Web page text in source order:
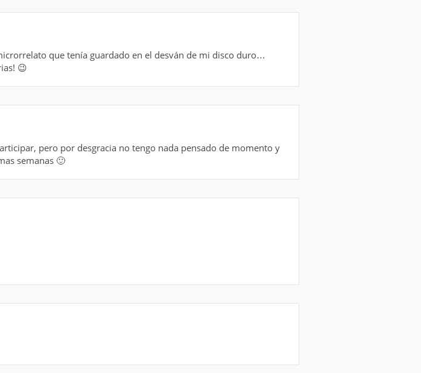
que tenía guardado en el desván de mi disco duro…
😉
pero por desgracia no tengo nada pensado de momento y
semanas 🙂